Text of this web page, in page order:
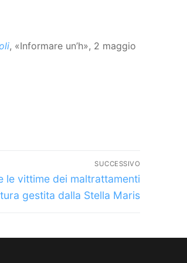
, «Informare un’h», 2 maggio
SUCCESSIVO
le vittime dei maltrattamenti
gestita dalla Stella Maris